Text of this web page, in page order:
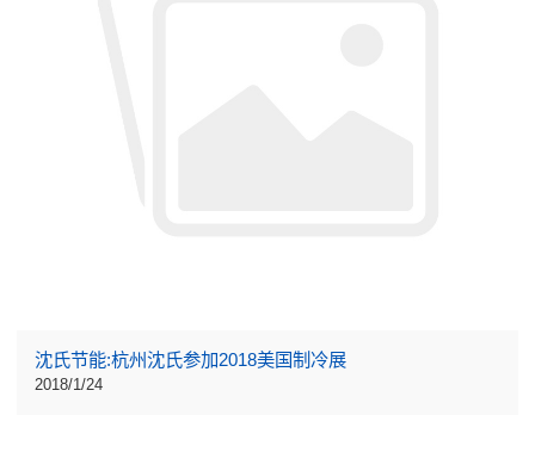
沈氏节能:杭州沈氏参加2018美国制冷展
2018/1/24